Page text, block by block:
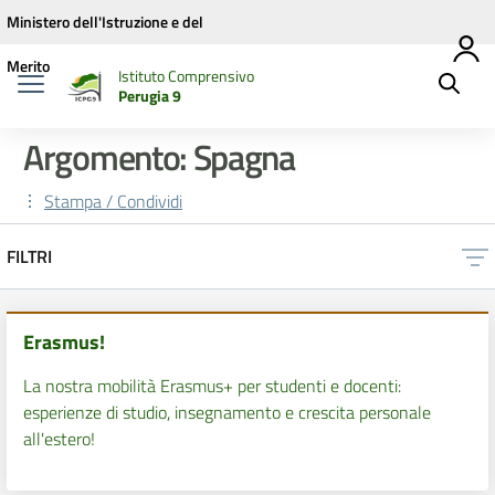
Vai ai contenuti
Vai al menu di navigazione
Vai al footer
Ministero dell'Istruzione e del
Merito
Istituto Comprensivo
Perugia 9
Argomento: Spagna
Stampa / Condividi
FILTRI
Erasmus!
La nostra mobilità Erasmus+ per studenti e docenti:
esperienze di studio, insegnamento e crescita personale
all'estero!